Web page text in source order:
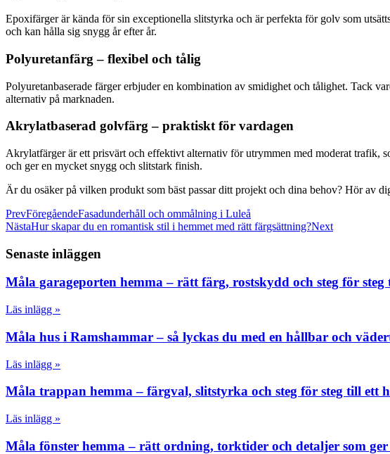
Epoxifärger är kända för sin exceptionella slitstyrka och är perfekta för golv som
och kan hålla sig snygg år efter år.
Polyuretanfärg – flexibel och tålig
Polyuretanbaserade färger erbjuder en kombination av smidighet och tålighet. Tack
alternativ på marknaden.
Akrylatbaserad golvfärg – praktiskt för vardagen
Akrylatfärger är ett prisvärt och effektivt alternativ för utrymmen med moderat trafik,
och ger en mycket snygg och slitstark finish.
Är du osäker på vilken produkt som bäst passar ditt projekt och dina behov? Hör av
PrevFöregåendeFasadunderhåll och ommålning i Luleå
NästaHur skapar du en romantisk stil i hemmet med rätt färgsättning?Next
Senaste inläggen
Måla garageporten hemma – rätt färg, rostskydd och steg för
Läs inlägg »
Måla hus i Ramshammar – så lyckas du med en hållbar och
Läs inlägg »
Måla trappan hemma – färgval, slitstyrka och steg för steg till ett
Läs inlägg »
Måla fönster hemma – rätt ordning, torktider och detaljer som